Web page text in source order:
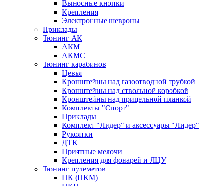
Выносные кнопки
Крепления
Электронные шевроны
Приклады
Тюнинг АК
АКМ
АКМС
Тюнинг карабинов
Цевья
Кронштейны над газоотводной трубкой
Кронштейны над ствольной коробкой
Кронштейны над прицельной планкой
Комплекты "Спорт"
Приклады
Комплект "Лидер" и аксессуары "Лидер"
Рукоятки
ДТК
Приятные мелочи
Крепления для фонарей и ЛЦУ
Тюнинг пулеметов
ПК (ПКМ)